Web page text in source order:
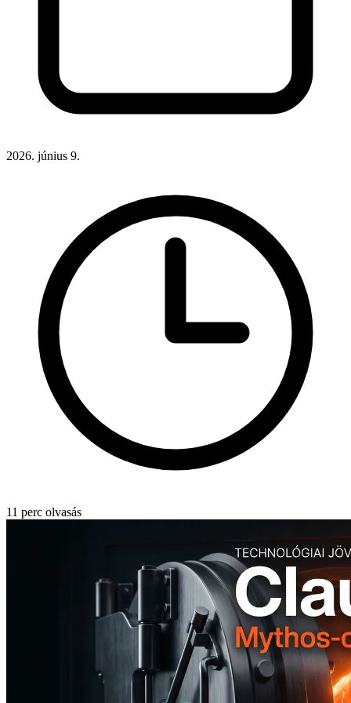
2026. június 9.
11 perc olvasás